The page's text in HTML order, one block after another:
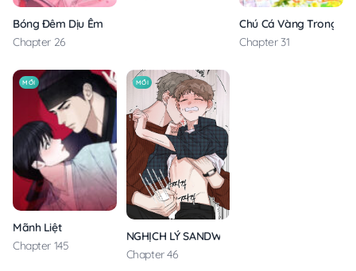
Bóng Đêm Dịu Êm
Chapter 26
Chú Cá Vàng Trong
Chapter 31
MỚI
Mãnh Liệt
Chapter 145
MỚI
NGHỊCH LÝ SANDWICH
Chapter 46